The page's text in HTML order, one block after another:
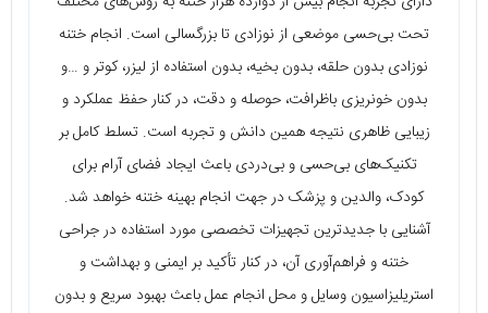
تحت بی‌حسی موضعی از نوزادی تا بزرگسالی است. انجام ختنه
نوزادی بدون حلقه، بدون بخیه، بدون استفاده از لیزر، کوتر و …و
بدون خونریزی باظرافت، حوصله و دقت، در کنار حفظ عملکرد و
زیبایی ظاهری نتیجه همین دانش و تجربه است. تسلط کامل بر
تکنیک‌های بی‌حسی و بی‌دردی باعث ایجاد فضای آرام برای
کودک، والدین و پزشک در جهت انجام بهینه ختنه خواهد شد.
آشنایی با جدیدترین تجهیزات تخصصی مورد استفاده در جراحی
ختنه و فراهم‌آوری آن، در کنار تأکید بر ایمنی و بهداشت و
استریلیزاسیون وسایل و محل انجام عمل باعث بهبود سریع و بدون